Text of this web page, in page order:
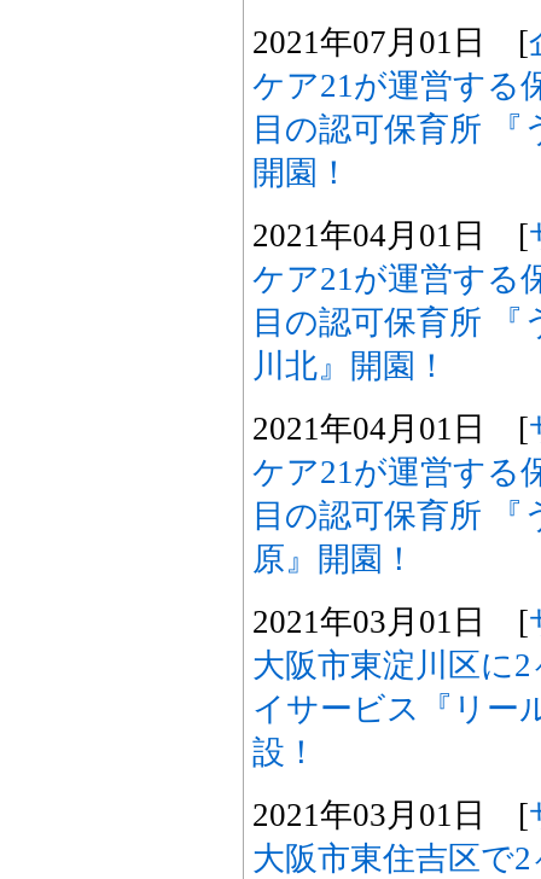
2021年07月01日 [
ケア21が運営する
目の認可保育所 『
開園！
2021年04月01日 [
ケア21が運営する
目の認可保育所 『
川北』開園！
2021年04月01日 [
ケア21が運営する
目の認可保育所 『
原』開園！
2021年03月01日 [
大阪市東淀川区に
イサービス『リー
設！
2021年03月01日 [
大阪市東住吉区で